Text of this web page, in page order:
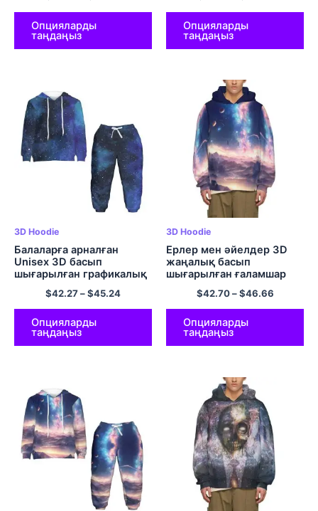
жиынтығы
Опцияларды
таңдаңыз
капюстер жиынтығы
Опцияларды
таңдаңыз
3D Hoodie
Балаларға арналған
Unisex 3D басып
шығарылған графикалық
Galaxy Hoodie
жиынтықтары Қыздар
мен ұлдарға арналған
Universe Hoodie
жиынтықтары
$42.27–$45.24
Опцияларды
таңдаңыз
3D Hoodie
Ерлер мен әйелдер 3D
жаңалық басып
шығарылған ғаламшар
галакси капюдиі
Графикалық юбка
Полиэстер капюдиі
қалталы пуловерлі
капюди
$42.70–$46.66
Опцияларды
таңдаңыз